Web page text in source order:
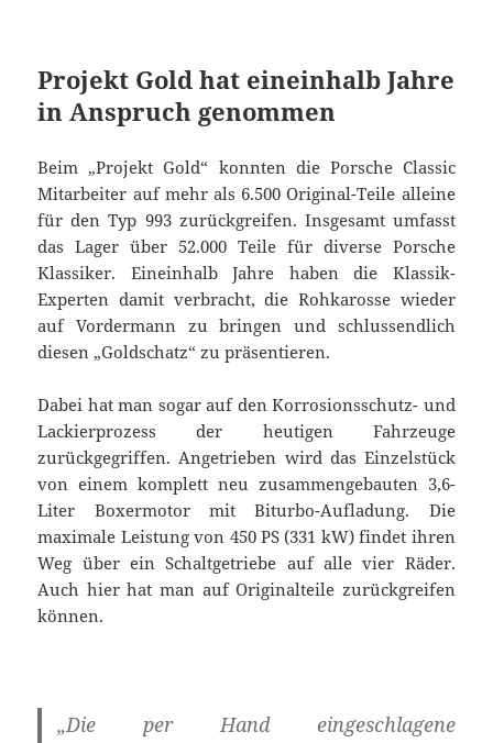
Projekt Gold hat eineinhalb Jahre
in Anspruch genommen
Beim „Projekt Gold“ konnten die Porsche Classic
Mitarbeiter auf mehr als 6.500 Original-Teile alleine
für den Typ 993 zurückgreifen. Insgesamt umfasst
das Lager über 52.000 Teile für diverse Porsche
Klassiker. Eineinhalb Jahre haben die Klassik-
Experten damit verbracht, die Rohkarosse wieder
auf Vordermann zu bringen und schlussendlich
diesen „Goldschatz“ zu präsentieren.
Dabei hat man sogar auf den Korrosionsschutz- und
Lackierprozess der heutigen Fahrzeuge
zurückgegriffen. Angetrieben wird das Einzelstück
von einem komplett neu zusammengebauten 3,6-
Liter Boxermotor mit Biturbo-Aufladung. Die
maximale Leistung von 450 PS (331 kW) findet ihren
Weg über ein Schaltgetriebe auf alle vier Räder.
Auch hier hat man auf Originalteile zurückgreifen
können.
„Die per Hand eingeschlagene